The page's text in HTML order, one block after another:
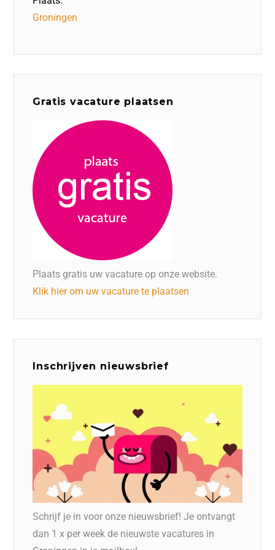
Groningen
Gratis vacature plaatsen
Plaats gratis uw vacature op onze website.
Klik hier om uw vacature te plaatsen
Inschrijven nieuwsbrief
Schrijf je in voor onze nieuwsbrief! Je ontvangt
dan 1 x per week de nieuwste vacatures in